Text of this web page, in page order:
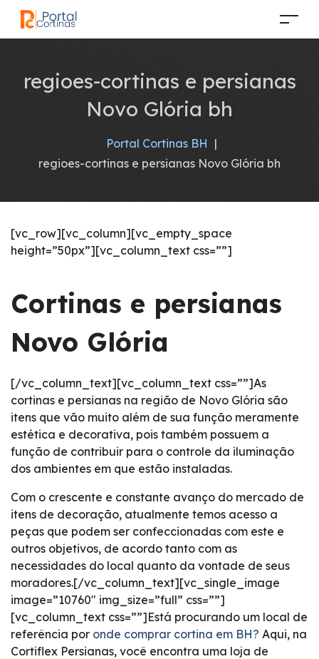
regioes-cortinas e persianas
Novo Glória bh
Portal Cortinas BH |
regioes-cortinas e persianas Novo Glória bh
[vc_row][vc_column][vc_empty_space
height=”50px”][vc_column_text css=””]
Cortinas e persianas
Novo Glória
[/vc_column_text][vc_column_text css=””]As
cortinas e persianas na região de Novo Glória são
itens que vão muito além de sua função meramente
estética e decorativa, pois também possuem a
função de contribuir para o controle da iluminação
dos ambientes em que estão instaladas.
Com o crescente e constante avanço do mercado de
itens de decoração, atualmente temos acesso a
peças que podem ser confeccionadas com este e
outros objetivos, de acordo tanto com as
necessidades do local quanto da vontade de seus
moradores.[/vc_column_text][vc_single_image
image=”10760″ img_size=”full” css=””]
[vc_column_text css=””]Está procurando um local de
referência por onde comprar cortina em BH? Aqui, na
Cortiflex Persianas, você encontra uma loja de